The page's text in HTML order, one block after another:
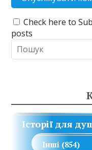
Check here to
posts
Історії для
Інші (854)